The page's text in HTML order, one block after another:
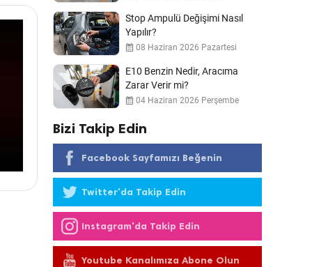
Stop Ampulü Değişimi Nasıl
Yapılır?
08 Haziran 2026 Pazartesi
E10 Benzin Nedir, Aracıma
Zarar Verir mi?
04 Haziran 2026 Perşembe
Bizi Takip Edin
Facebook Sayfamızı Beğenin
Twitter'da Takip Edin
Instagram'da Takip Edin
Youtube Kanalımıza Abone Olun